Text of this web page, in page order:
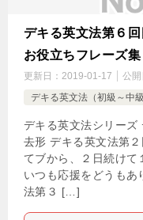
デキる英文法第６
お役立ちフレーズ集
更新日： 2019-01-17 公開
デキる英文法（初級～中級
デキる英文法シリーズ
去形 デキる英文法第
てブから、２日続けて
いつも応援をどうもあ
法第３ […]